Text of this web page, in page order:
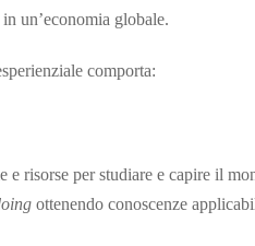
un’economia globale.
comporta:
risorse per studiare e capire il
ottenendo conoscenze